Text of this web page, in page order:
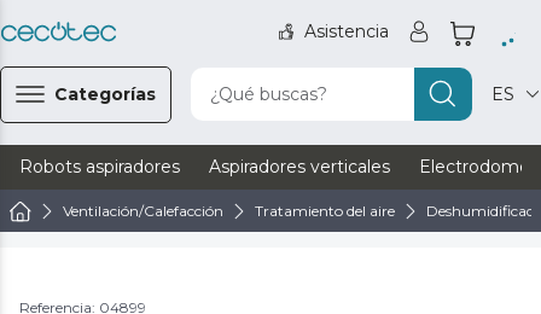
Asistencia
Categorías ¿Qué buscas? ES
Robots aspiradores Aspiradores verticales
Ventilación/Calefacción Tratamiento del aire
Referencia: 04899